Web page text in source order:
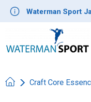
Waterman Sport
Craft Core